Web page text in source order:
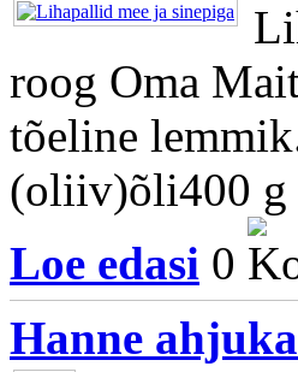
roog Oma
tõeline
(oliiv)õli400 g
Loe edasi 0
Hanne